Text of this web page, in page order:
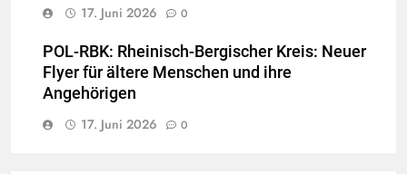
17. Juni 2026
0
POL-RBK: Rheinisch-Bergischer Kreis: Neuer
Flyer für ältere Menschen und ihre
Angehörigen
17. Juni 2026
0